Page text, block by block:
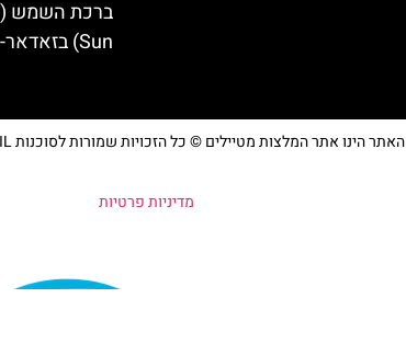
Sun) בזאדאר- כל מה שצריך לדעת
האתר הינו אתר המלצות מטיילים © כל הזכויות שמורות לסוכנות TRAVELERS.CO.IL
מדיניות פרטיות